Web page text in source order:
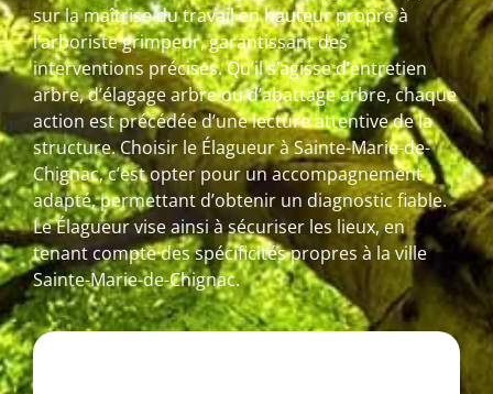
sur la maîtrise du travail en hauteur propre à
l’arboriste grimpeur, garantissant des
interventions précises. Qu’il s’agisse d’entretien
arbre, d’élagage arbre ou d’abattage arbre, chaque
action est précédée d’une lecture attentive de la
structure. Choisir le Élagueur à Sainte-Marie-de-
Chignac, c’est opter pour un accompagnement
adapté, permettant d’obtenir un diagnostic fiable.
Le Élagueur vise ainsi à sécuriser les lieux, en
tenant compte des spécificités propres à la ville
Sainte-Marie-de-Chignac.